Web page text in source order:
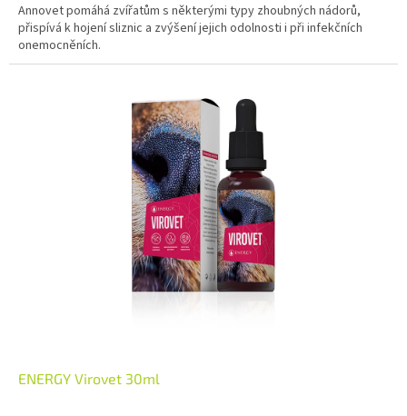
Annovet pomáhá zvířatům s některými typy zhoubných nádorů,
přispívá k hojení sliznic a zvýšení jejich odolnosti i při infekčních
onemocněních.
ENERGY Virovet 30ml